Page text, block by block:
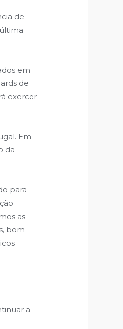
de
em
de
exercer
Em
da
para
as
bom
a